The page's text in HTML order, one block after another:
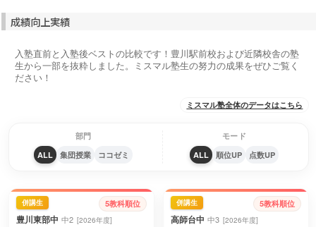
成績向上実績
入塾直前と入塾後ベストの比較です！豊川駅前校および近隣校舎の塾
生から一部を抜粋しました。ミスマル塾生の努力の成果をぜひご覧く
ださい！
ミスマル塾全体のデータはこちら
部門
ALL
集団授業 ココゼミ
モード
ALL
順位UP 点数UP
併講生 5教科順位
豊川東部中 中2 [2026年度]
併講生 5教科順位
高師台中 中3 [2026年度]